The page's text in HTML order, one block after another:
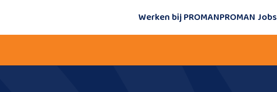
Werken bij PROMANPROMAN Jobs